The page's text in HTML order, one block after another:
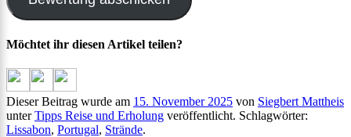
Möchtet ihr diesen Artikel teilen?
Dieser Beitrag wurde am 15. November 2025 von Siegbert Mattheis
unterTipps Reise und Erholung veröffentlicht. Schlagwörter:
Lissabon, Portugal, Strände.